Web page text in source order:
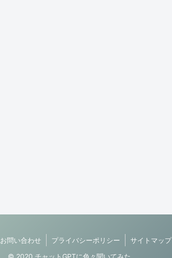
お問い合わせ プライバシーポリシー
サイトマップ